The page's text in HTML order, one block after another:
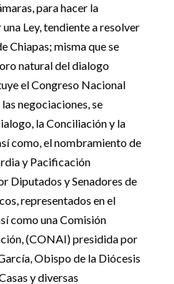
para hacer la
Ley, tendiente a resolver
Chiapas; misma que se
natural del dialogo
el Congreso Nacional
negociaciones, se
la Conciliación y la
como, el nombramiento de
y Pacificación
Diputados y Senadores de
representados en el
como una Comisión
(CONAI) presidida por
Obispo de la Diócesis
y diversas